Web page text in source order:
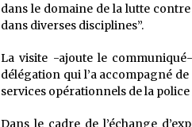
dans le domaine de la lutte
dans diverses disciplines”.
La visite -ajoute le
délégation qui l’a accompagné
services opérationnels de la police
Dans le cadre de l’échange